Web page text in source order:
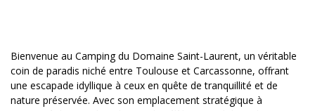
Bienvenue au Camping du Domaine Saint-Laurent, un véritable
coin de paradis niché entre Toulouse et Carcassonne, offrant
une escapade idyllique à ceux en quête de tranquillité et de
nature préservée. Avec son emplacement stratégique à